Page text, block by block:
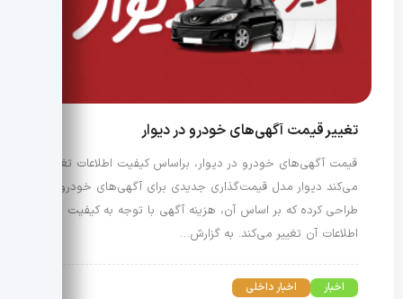
تغییر قیمت آگهی‌های خودرو در دیوار
قیمت‌ آگهی‌های خودرو در دیوار، براساس کیفیت اطلاعات تغییر
می‌کند دیوار مدل قیمت‌گذاری جدیدی برای آگهی‌های خودرو
طراحی کرده که بر اساس آن، هزینه آگهی با توجه به کیفیت
اطلاعات آن تغییر می‌کند. به گزارش…
اخبار اخبار داخلی